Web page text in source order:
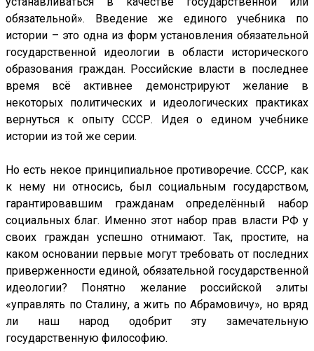
обязательной». Введение же единого учебника по
истории – это одна из форм установления обязательной
государственной идеологии в области исторического
образования граждан. Российские власти в последнее
время всё активнее демонстрируют желание в
некоторых политических и идеологических практиках
вернуться к опыту СССР. Идея о едином учебнике
истории из той же серии.
Но есть некое принципиальное противоречие. СССР, как
к нему ни относись, был социальным государством,
гарантировавшим гражданам определённый набор
социальных благ. Именно этот набор прав власти РФ у
своих граждан успешно отнимают. Так, простите, на
каком основании первые могут требовать от последних
приверженности единой, обязательной государственной
идеологии? Понятно желание российской элиты
«управлять по Сталину, а жить по Абрамовичу», но вряд
ли наш народ одобрит эту замечательную
государственную философию.